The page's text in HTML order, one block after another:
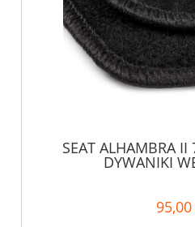
SEAT ALHAMBRA
DYWANIKI
95,00